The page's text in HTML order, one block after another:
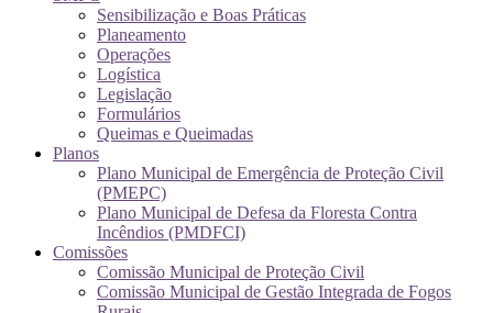
Sensibilização e Boas Práticas
Planeamento
Operações
Logística
Legislação
Formulários
Queimas e Queimadas
Planos
Plano Municipal de Emergência de Proteção Civil
(PMEPC)
Plano Municipal de Defesa da Floresta Contra
Incêndios (PMDFCI)
Comissões
Comissão Municipal de Proteção Civil
Comissão Municipal de Gestão Integrada de Fogos